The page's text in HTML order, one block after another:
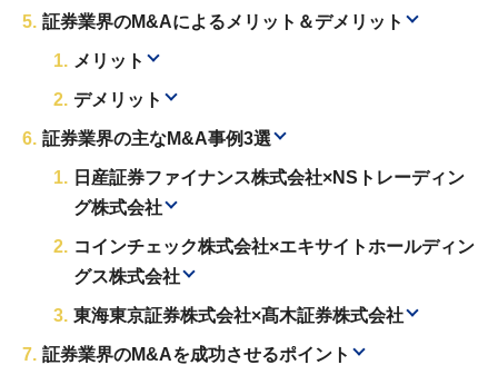
証券業界のM&Aによるメリット＆デメリット
メリット
デメリット
証券業界の主なM&A事例3選
日産証券ファイナンス株式会社×NSトレーディン
グ株式会社
コインチェック株式会社×エキサイトホールディン
グス株式会社
東海東京証券株式会社×髙木証券株式会社
証券業界のM&Aを成功させるポイント